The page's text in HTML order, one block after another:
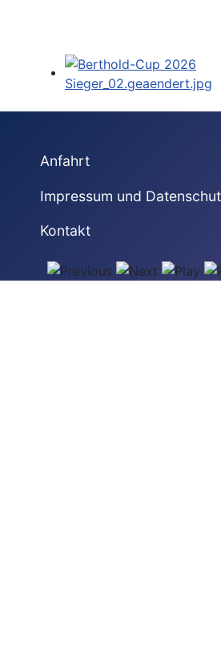
Anfahrt
Impressum und
Kontakt